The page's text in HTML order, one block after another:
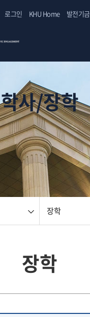
로그인 KHU Home 발전기금
학사/장학
장학
장학